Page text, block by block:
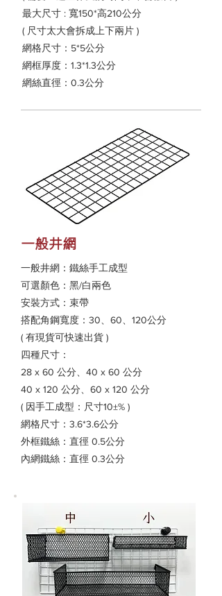
最大尺寸 : 寬150*高210公分
​( 尺寸太大會拆成上下兩片 )
網格尺寸：5*5公分
網框厚度：1.3*1.3公分
網絲直徑：0.3公分
一般井網
一般井網：鐵絲手工成型
可選顏色：黑/白兩色
安裝方式：束帶
搭配角鋼寬度：30、60、120公分
( 有現貨可快速出貨 )
四種尺寸：
28 x 60 公分、40 x 60 公分
40 x 120 公分、60 x 120 公分
( 因手工成型：尺寸10±% )
網格尺寸：3.6*3.6公分
外框鐵絲：直徑 0.5公分
內網鐵絲：直徑 0.3公分